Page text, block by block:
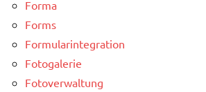
Forma
Forms
Formularintegration
Fotogalerie
Fotoverwaltung